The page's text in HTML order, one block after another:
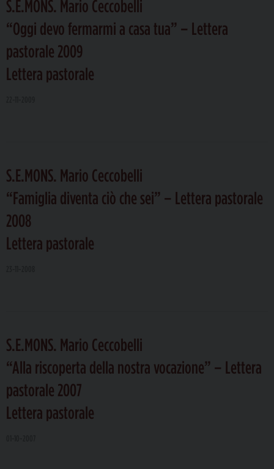
S.E.MONS. Mario Ceccobelli
“Oggi devo fermarmi a casa tua” – Lettera
pastorale 2009
Lettera pastorale
S.E.MONS. Mario Ceccobelli
“Famiglia diventa ciò che sei” – Lettera pastorale
2008
Lettera pastorale
S.E.MONS. Mario Ceccobelli
“Alla riscoperta della nostra vocazione” – Lettera
pastorale 2007
Lettera pastorale